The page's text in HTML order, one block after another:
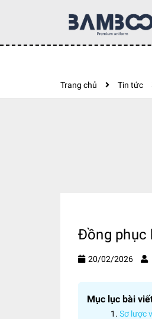
Đặt
Trang chủ Tin tức
Đồng phục
20/02/2026
Mục lục bài
Sơ lược